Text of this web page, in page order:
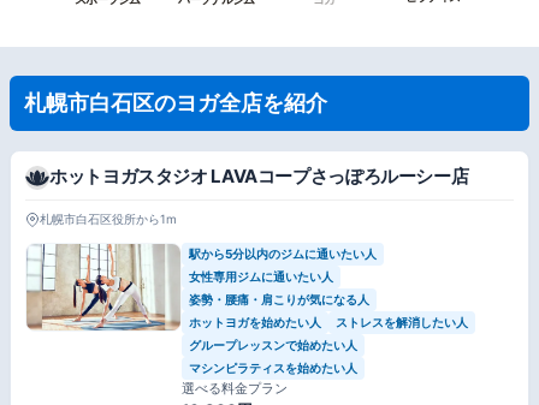
札幌市白石区のヨガ全店を紹介
ホットヨガスタジオ LAVAコープさっぽろルーシー店
札幌市白石区役所から1m
駅から5分以内のジムに通いたい人
女性専用ジムに通いたい人
姿勢・腰痛・肩こりが気になる人
ホットヨガを始めたい人
ストレスを解消したい人
グループレッスンで始めたい人
マシンピラティスを始めたい人
選べる料金プラン